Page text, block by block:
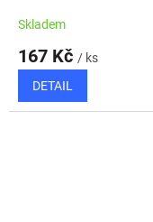
Skladem
167 Kč / ks
DETAIL